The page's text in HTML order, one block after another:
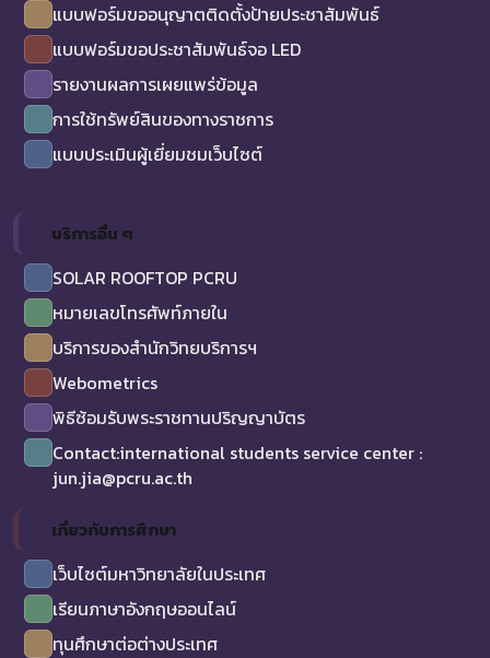
แบบฟอร์มขออนุญาตติดตั้งป้ายประชาสัมพันธ์
แบบฟอร์มขอประชาสัมพันธ์จอ LED
รายงานผลการเผยแพร่ข้อมูล
การใช้ทรัพย์สินของทางราชการ
แบบประเมินผู้เยี่ยมชมเว็บไซต์
บริการอื่น ๆ
SOLAR ROOFTOP PCRU
หมายเลขโทรศัพท์ภายใน
บริการของสำนักวิทยบริการฯ
Webometrics
พิธีซ้อมรับพระราชทานปริญญาบัตร
Contact:international students service center :
jun.jia@pcru.ac.th
เกี่ยวกับการศึกษา
เว็บไซต์มหาวิทยาลัยในประเทศ
เรียนภาษาอังกฤษออนไลน์
ทุนศึกษาต่อต่างประเทศ